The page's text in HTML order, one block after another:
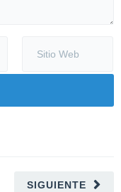
SIGUIENTE